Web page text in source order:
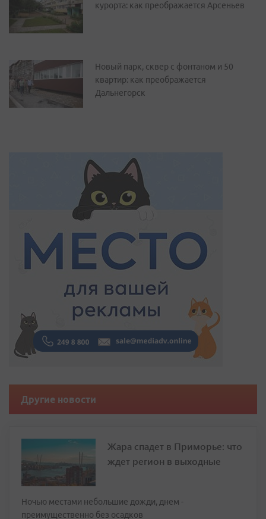
курорта: как преображается Арсеньев
Новый парк, сквер с фонтаном и 50
квартир: как преображается
Дальнегорск
Другие новости
Жара спадет в Приморье: что
ждет регион в выходные
Ночью местами небольшие дожди, днем -
преимущественно без осадков